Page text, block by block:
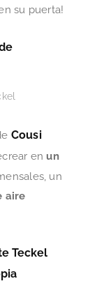
su puerta!
Cousi
enun
un
aire